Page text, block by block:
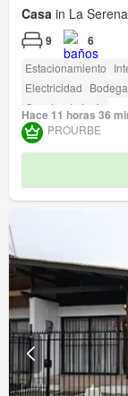
Casa in La
9 6
Estacionamiento
Electricidad Bodega
Cancha de tenis
Hace 11 horas 36
PROURBE